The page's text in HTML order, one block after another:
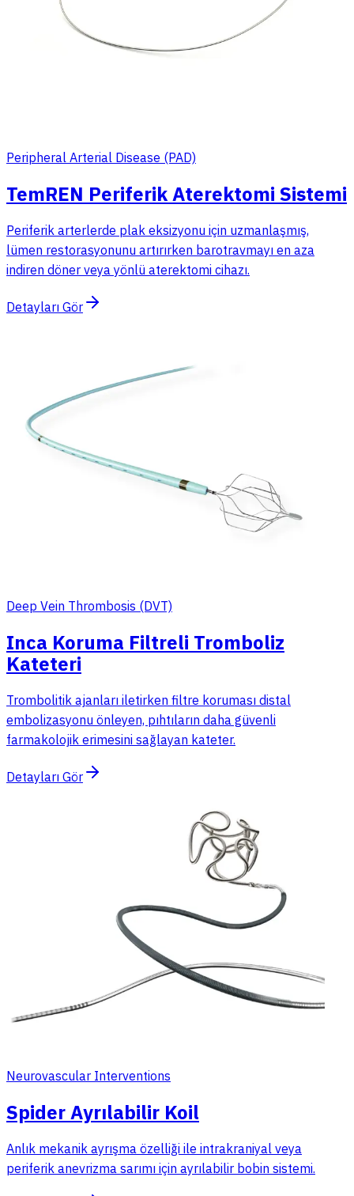
Peripheral Arterial Disease (PAD)
TemREN Periferik Aterektomi Sistemi
Periferik arterlerde plak eksizyonu için uzmanlaşmış,
lümen restorasyonunu artırırken barotravmayı en aza
indiren döner veya yönlü aterektomi cihazı.
Detayları Gör
Deep Vein Thrombosis (DVT)
Inca Koruma Filtreli Tromboliz
Kateteri
Trombolitik ajanları iletirken filtre koruması distal
embolizasyonu önleyen, pıhtıların daha güvenli
farmakolojik erimesini sağlayan kateter.
Detayları Gör
Neurovascular Interventions
Spider Ayrılabilir Koil
Anlık mekanik ayrışma özelliği ile intrakraniyal veya
periferik anevrizma sarımı için ayrılabilir bobin sistemi.